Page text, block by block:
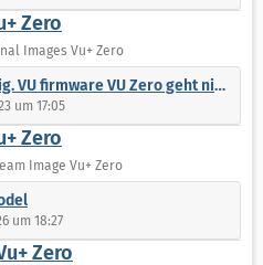
Zero
Images Vu+ Zero
VU firmware VU Zero geht nicht
um 17:05
Zero
Image Vu+ Zero
um 18:27
Zero